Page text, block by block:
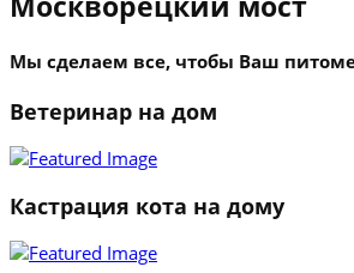
Мы сделаем все, чтобы Ваш
Ветеринар на дом
Кастрация кота на дому